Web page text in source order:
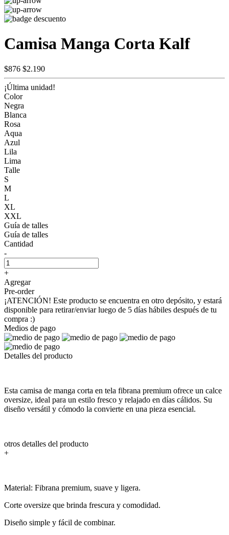
Camisa Manga Corta Kalf
$876 $2.190
¡Última unidad!
Color
Negra
Blanca
Rosa
Aqua
Azul
Lila
Lima
Talle
S
M
L
XL
XXL
Guía de talles
Guía de talles
Cantidad
-
+
Agregar
Pre-order
¡ATENCIÓN! Este producto se encuentra en otro depósito, y estará
disponible para retirar/enviar luego de 5 días hábiles después de tu
compra :)
Medios de pago
Detalles del producto
Esta camisa de manga corta en tela fibrana premium ofrece un calce
oversize, ideal para un estilo fresco y relajado en días cálidos. Su
diseño versátil y cómodo la convierte en una pieza esencial.
otros detalles del producto
+
Material: Fibrana premium, suave y ligera.
Corte oversize que brinda frescura y comodidad.
Diseño simple y fácil de combinar.